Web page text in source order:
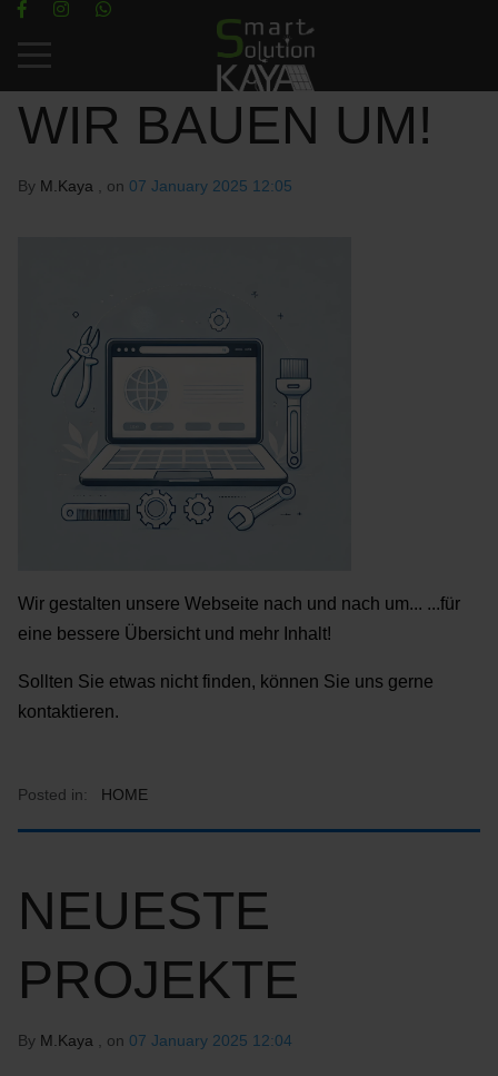
Mobile Menu Toggle
WIR BAUEN UM!
By M.Kaya , on 07 January 2025 12:05
Wir gestalten unsere Webseite nach und nach um... ...für
eine bessere Übersicht und mehr Inhalt!
Sollten Sie etwas nicht finden, können Sie uns gerne
kontaktieren.
Posted in: HOME
NEUESTE
PROJEKTE
By M.Kaya , on 07 January 2025 12:04